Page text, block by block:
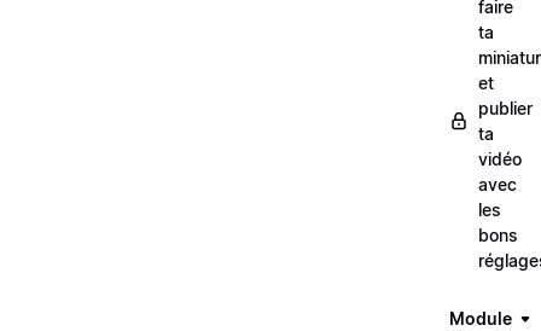
faire
ta
et
publier
ta
vidéo
avec
les
bons
Module